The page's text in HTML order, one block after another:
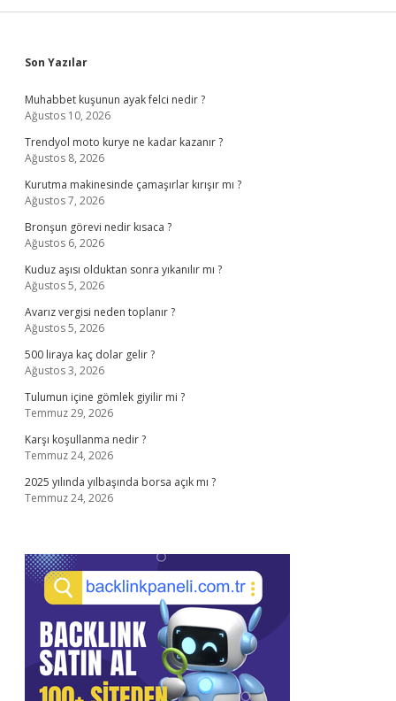
Sidebar
Son Yazılar
Muhabbet kuşunun ayak felci nedir ?
Ağustos 10, 2026
Trendyol moto kurye ne kadar kazanır ?
Ağustos 8, 2026
Kurutma makinesinde çamaşırlar kırışır mı ?
Ağustos 7, 2026
Bronşun görevi nedir kısaca ?
Ağustos 6, 2026
Kuduz aşısı olduktan sonra yıkanılır mı ?
Ağustos 5, 2026
Avarız vergisi neden toplanır ?
Ağustos 5, 2026
500 liraya kaç dolar gelir ?
Ağustos 3, 2026
Tulumun içine gömlek giyilir mi ?
Temmuz 29, 2026
Karşı koşullanma nedir ?
Temmuz 24, 2026
2025 yılında yılbaşında borsa açık mı ?
Temmuz 24, 2026